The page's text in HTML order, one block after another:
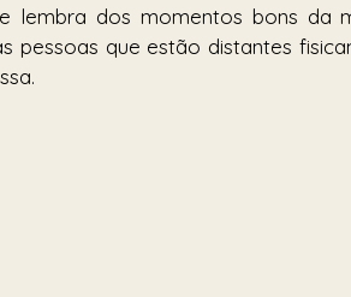
lembra dos momentos bons da
pessoas que estão distantes